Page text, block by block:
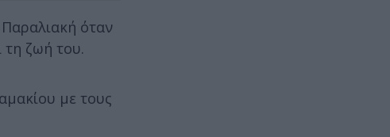
όταν
τη ζωή του.
με τους